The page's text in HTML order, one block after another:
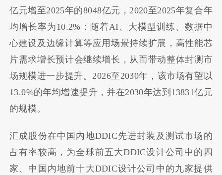
亿元增至2025年的8048亿元 ，2020至2025年复合年
均增长率为10.2%；随着AI、大模型训练、数据中
心建设及边缘计算等应用场景持续扩展，高性能芯
片需求增长预计会继续增长，从而带动整体封测市
场规模进一步提升。2026至2030年，该市场有望以
13.0%的年均增速提升，并在2030年达到 13831亿元
的规模。
汇成股份在中国内地DDIC先进封装及测试市场的
占有率较高，为全球前五大DDIC设计公司中的四
家、中国内地前十大DDIC设计公司中的九家提供